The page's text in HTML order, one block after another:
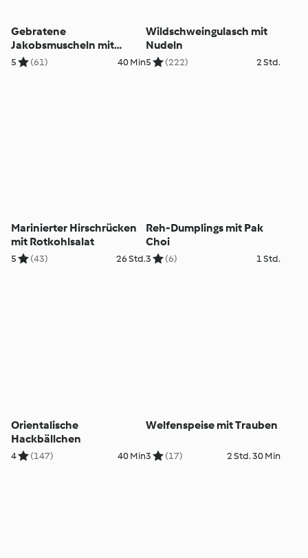
Gebratene
Jakobsmuscheln mit
Passionsfrucht-Beurre-
5 (61) 40 Min
Wildschweingulasch mit
Nudeln
5 (222) 2 Std.
Marinierter Hirschrücken
mit Rotkohlsalat
5 (43) 26 Std.
Reh-Dumplings mit Pak
Choi
3 (6) 1 Std.
Orientalische
Hackbällchen
4 (147) 40 Min
Welfenspeise mit Trauben
3 (17) 2 Std. 30 Min